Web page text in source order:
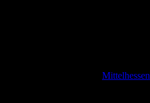
Mittelhessen